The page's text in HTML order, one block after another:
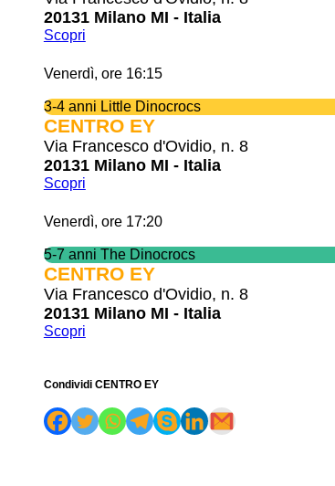
20131 Milano MI - Italia
Scopri
Venerdì, ore 16:15
3-4 anni Little Dinocrocs
CENTRO EY
Via Francesco d'Ovidio, n. 8
20131 Milano MI - Italia
Scopri
Venerdì, ore 17:20
5-7 anni The Dinocrocs
CENTRO EY
Via Francesco d'Ovidio, n. 8
20131 Milano MI - Italia
Scopri
Condividi CENTRO EY